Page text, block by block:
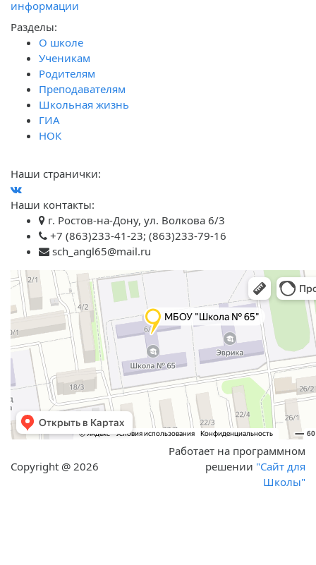
информации
Разделы:
О школе
Ученикам
Родителям
Преподавателям
Школьная жизнь
ГИА
НОК
Наши странички:
Наши контакты:
г. Ростов-на-Дону, ул. Волкова 6/3
+7 (863)233-41-23; (863)233-79-16
sch_angl65@mail.ru
Copyright @ 2026
Работает на программном
решении "Сайт для
Школы"